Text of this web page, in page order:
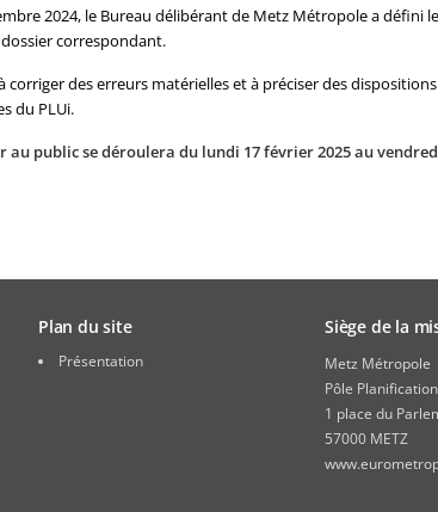
2024, le Bureau délibérant de Metz Métropole a défini
correspondant.
corriger des erreurs matérielles et à préciser des dispositions
du PLUi.
au public se déroulera du lundi 17 février 2025 au
Plan du site
Présentation
Siège de la
Metz Métropole
Pôle Planification
1 place du
57000 METZ